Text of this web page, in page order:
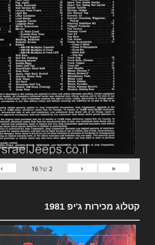
«
‹
2של16
›
קטלוג מכירות ג'יפ 1981